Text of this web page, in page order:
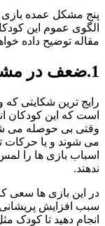
پنج مشکل عمده بازی
الگوی عموم این
مقاله توضیح داده
1.ضعف در مشغول کردن خود در بازی
رایج ترین شکایتی که
است که این کودکان
وقتی بی حوصله می
می شوند و یا حرکات
اسباب بازی ها را
ندهند.
در این بازی ها سعی
سبب افزایش
انجام دهید تا کودک